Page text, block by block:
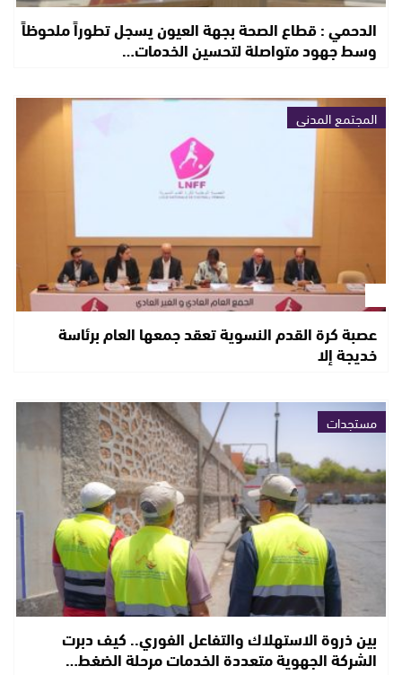
الدحمي : قطاع الصحة بجهة العيون يسجل تطوراً ملحوظاً
وسط جهود متواصلة لتحسين الخدمات…
المجتمع المدني
عصبة كرة القدم النسوية تعقد جمعها العام برئاسة
خديجة إلا
مستجدات
بين ذروة الاستهلاك والتفاعل الفوري.. كيف دبرت
الشركة الجهوية متعددة الخدمات مرحلة الضغط…